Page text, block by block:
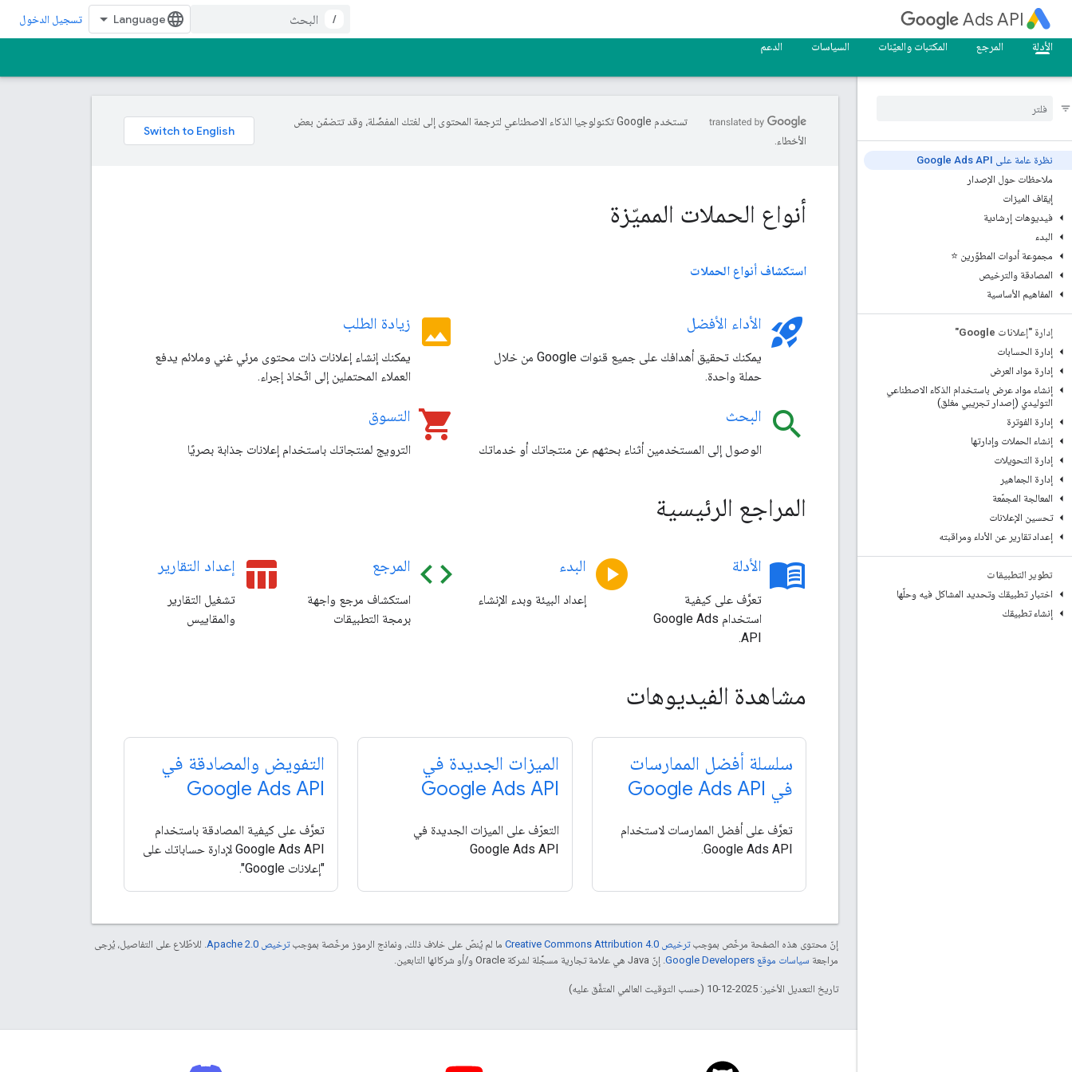
Ads API
/ تسجيل الدخول
الأدلة المرجع المكتبات والعيّنات السياسات الدعم
نظرة عامة على Google Ads API
ملاحظات حول الإصدار
إيقاف الميزات
فيديوهات إرشادية
البدء
مجموعة أدوات المطوّرين ⭐
المصادقة والترخيص
المفاهيم الأساسية
إدارة "إعلانات Google"
إدارة الحسابات
إدارة مواد العرض
إنشاء مواد عرض باستخدام الذكاء الاصطناعي
التوليدي (إصدار تجريبي مغلق)
إدارة الفوترة
إنشاء الحملات وإدارتها
إدارة التحويلات
إدارة الجماهير
المعالجة المجمّعة
تحسين الإعلانات
إعداد تقارير عن الأداء ومراقبته
تطوير التطبيقات
اختبار تطبيقك وتحديد المشاكل فيه وحلّها
إنشاء تطبيقك
تستخدم Google تكنولوجيا الذكاء الاصطناعي لترجمة المحتوى إلى لغتك المفضّلة، وقد تتضمّن بعض
الأخطاء.
أنواع الحملات المميّزة
استكشاف أنواع الحملات
rocket_launch الأداء الأفضل
يمكنك تحقيق أهدافك على جميع قنوات Google من خلال
حملة واحدة.
image زيادة الطلب
يمكنك إنشاء إعلانات ذات محتوى مرئي غني وملائم يدفع
العملاء المحتملين إلى اتّخاذ إجراء.
search البحث
الوصول إلى المستخدمين أثناء بحثهم عن منتجاتك أو خدماتك
shopping_cart التسوق
الترويج لمنتجاتك باستخدام إعلانات جذابة بصريًا
المراجع الرئيسية
menu_book الأدلة
تعرَّف على كيفية
استخدام Google Ads
API.
play_circle البدء
إعداد البيئة وبدء الإنشاء
code المرجع
استكشاف مرجع واجهة
برمجة التطبيقات
table_chart إعداد التقارير
تشغيل التقارير
والمقاييس
مشاهدة الفيديوهات
سلسلة أفضل الممارسات
في Google Ads API
تعرَّف على أفضل الممارسات لاستخدام
Google Ads API.
الميزات الجديدة في
Google Ads API
التعرّف على الميزات الجديدة في
Google Ads API
التفويض والمصادقة في
Google Ads API
تعرَّف على كيفية المصادقة باستخدام
Google Ads API لإدارة حساباتك على
"إعلانات Google".
إنّ محتوى هذه الصفحة مرخّص بموجبترخيص Creative Commons Attribution 4.0‏ ما لم يُنصّ على خلاف ذلك، ونماذج الرموز مرخّصة بموجبترخيص Apache 2.0‏
. للاطّلاع على التفاصيل، يُرجى
مراجعة سياسات موقع Google Developers‏ . إنّ Java هي علامة تجارية مسجَّلة لشركة Oracle و/أو شركائها التابعين.
تاريخ التعديل الأخير: 2025-12-10 (حسب التوقيت العالمي المتفَّق عليه)